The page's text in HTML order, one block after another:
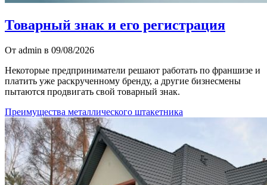
Товарный знак и его регистрация
От admin в 09/08/2026
Некоторые предприниматели решают работать по франшизе и
платить уже раскрученному бренду, а другие бизнесмены
пытаются продвигать свой товарный знак.
Преимущества металлического штакетника